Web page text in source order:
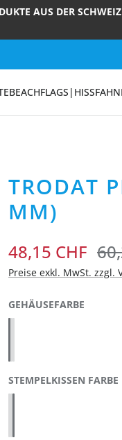
AUS DER SCHWEIZ
TRODAT
MM)
48,15 CHF
Preise exkl. MwSt. zzgl.
GEHÄUSEFARBE
STEMPELKISSEN FARBE